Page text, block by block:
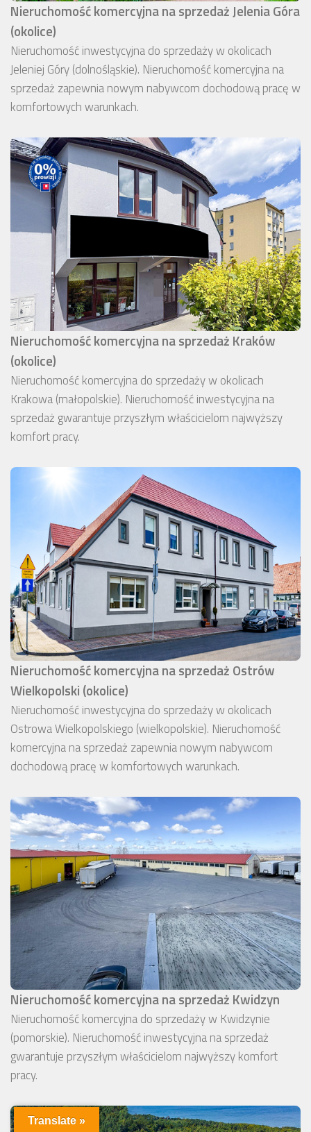
Nieruchomość komercyjna na sprzedaż Jelenia Góra
(okolice)
Nieruchomość inwestycyjna do sprzedaży w okolicach
Jeleniej Góry (dolnośląskie). Nieruchomość komercyjna na
sprzedaż zapewnia nowym nabywcom dochodową pracę w
komfortowych warunkach.
Nieruchomość komercyjna na sprzedaż Kraków
(okolice)
Nieruchomość komercyjna do sprzedaży w okolicach
Krakowa (małopolskie). Nieruchomość inwestycyjna na
sprzedaż gwarantuje przyszłym właścicielom najwyższy
komfort pracy.
Nieruchomość komercyjna na sprzedaż Ostrów
Wielkopolski (okolice)
Nieruchomość inwestycyjna do sprzedaży w okolicach
Ostrowa Wielkopolskiego (wielkopolskie). Nieruchomość
komercyjna na sprzedaż zapewnia nowym nabywcom
dochodową pracę w komfortowych warunkach.
Nieruchomość komercyjna na sprzedaż Kwidzyn
Nieruchomość komercyjna do sprzedaży w Kwidzynie
(pomorskie). Nieruchomość inwestycyjna na sprzedaż
gwarantuje przyszłym właścicielom najwyższy komfort
pracy.
Translate »